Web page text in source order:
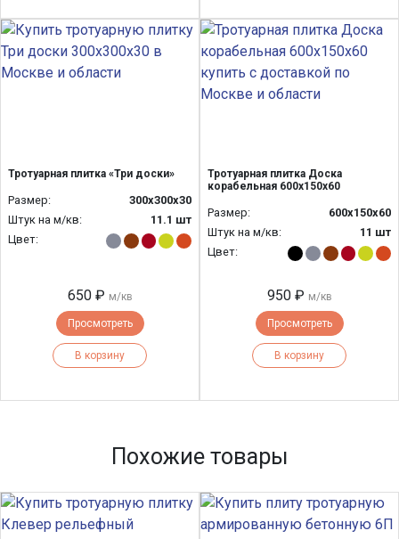
Тротуарная плитка «Три доски»
Размер:
300х300х30
Штук на м/кв:
11.1 шт
Цвет:
650 ₽ м/кв
Просмотреть
В корзину
Тротуарная плитка Доска
корабельная 600х150х60
Размер:
600х150х60
Штук на м/кв:
11 шт
Цвет:
950 ₽ м/кв
Просмотреть
В корзину
Похожие товары